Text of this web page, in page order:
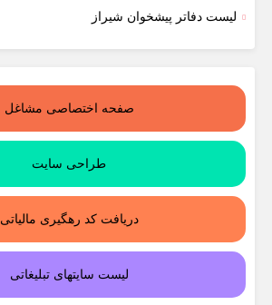
لیست دفاتر پیشخوان شیراز
صفحه اختصاصی مشاغل
طراحی سایت
دریافت کد رهگیری مالیاتی
لیست سایتهای تبلیغاتی